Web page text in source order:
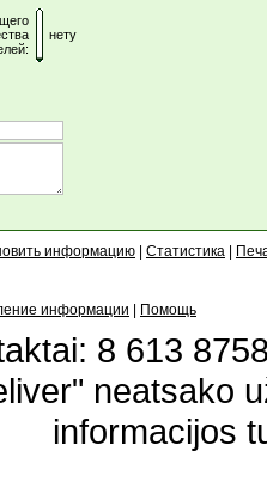
нету
информацию Статистика
информации Помощь
8 613
neatsako
informacijos